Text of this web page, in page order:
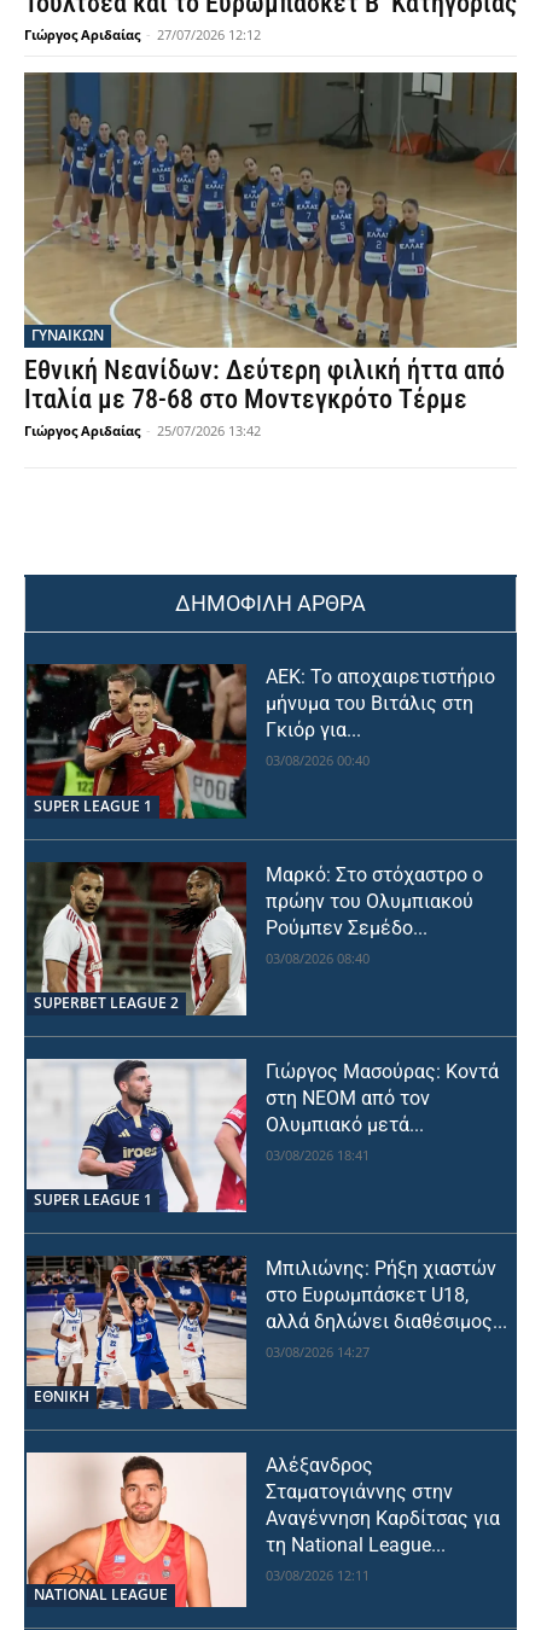
Γιώργος Αριδαίας - 27/07/2026 12:12
ΓΥΝΑΙΚΩΝ
Εθνική Νεανίδων: Δεύτερη φιλική ήττα από
Ιταλία με 78-68 στο Μοντεγκρότο Τέρμε
Γιώργος Αριδαίας - 25/07/2026 13:42
ΔΗΜΟΦΙΛΗ ΑΡΘΡΑ
SUPER LEAGUE 1
ΑΕΚ: Το αποχαιρετιστήριο
μήνυμα του Βιτάλις στη
Γκιόρ για...
03/08/2026 00:40
SUPERBET LEAGUE 2
Μαρκό: Στο στόχαστρο ο
πρώην του Ολυμπιακού
Ρούμπεν Σεμέδο...
03/08/2026 08:40
SUPER LEAGUE 1
Γιώργος Μασούρας: Κοντά
στη NEOM από τον
Ολυμπιακό μετά...
03/08/2026 18:41
ΕΘΝΙΚΉ
Μπιλιώνης: Ρήξη χιαστών
στο Ευρωμπάσκετ U18,
αλλά δηλώνει διαθέσιμος...
03/08/2026 14:27
NATIONAL LEAGUE
Αλέξανδρος
Σταματογιάννης στην
Αναγέννηση Καρδίτσας για
τη National League...
03/08/2026 12:11